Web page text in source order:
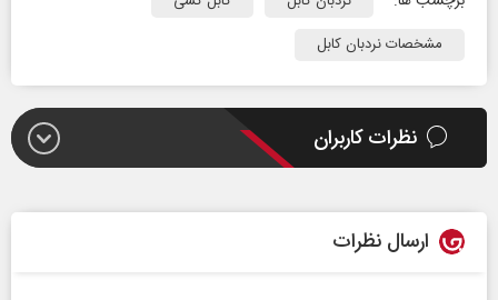
مشخصات نردبان کابل
نظرات کاربران
ارسال نظرات